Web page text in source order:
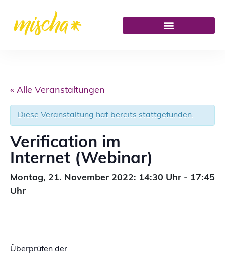
« Alle Veranstaltungen
Diese Veranstaltung hat bereits stattgefunden.
Verification im
Internet (Webinar)
Montag, 21. November 2022: 14:30 Uhr - 17:45
Uhr
Überprüfen der